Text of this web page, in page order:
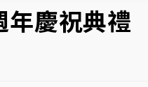
約開賣一度塞車 周六起
成功 今重開羈押庭
年慶祝典